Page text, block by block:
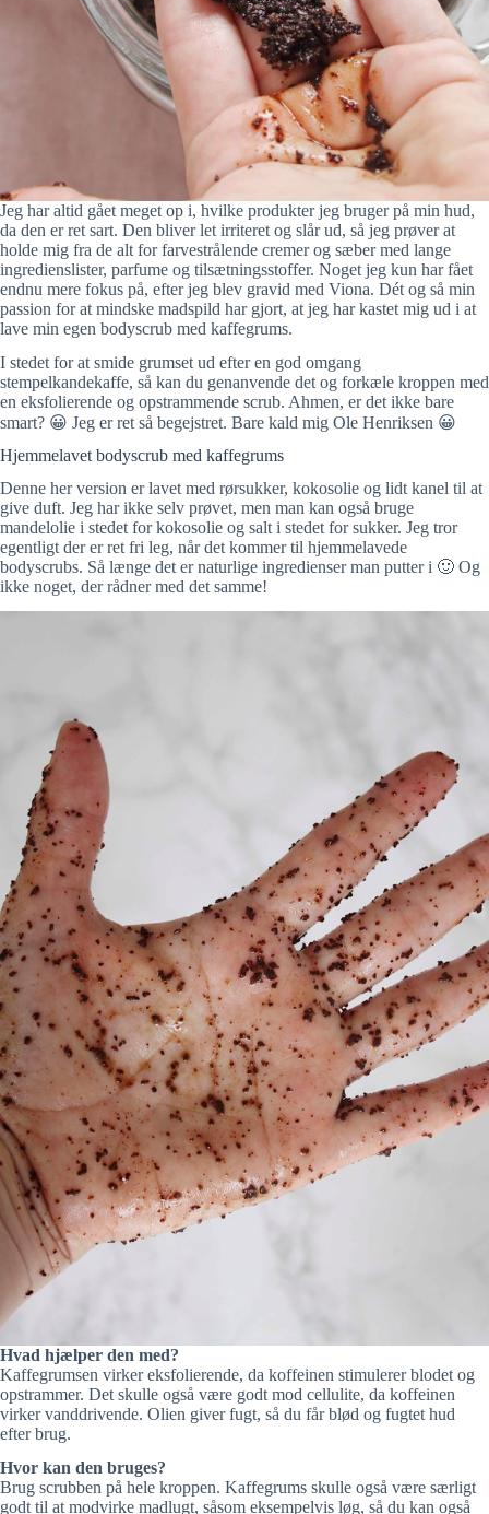
Jeg har altid gået meget op i, hvilke produkter jeg bruger på min hud,
da den er ret sart. Den bliver let irriteret og slår ud, så jeg prøver at
holde mig fra de alt for farvestrålende cremer og sæber med lange
ingredienslister, parfume og tilsætningsstoffer. Noget jeg kun har fået
endnu mere fokus på, efter jeg blev gravid med Viona. Dét og så min
passion for at mindske madspild har gjort, at jeg har kastet mig ud i at
lave min egen bodyscrub med kaffegrums.
I stedet for at smide grumset ud efter en god omgang
stempelkandekaffe, så kan du genanvende det og forkæle kroppen med
en eksfolierende og opstrammende scrub. Ahmen, er det ikke bare
smart? 😀 Jeg er ret så begejstret. Bare kald mig Ole Henriksen 😀
Hjemmelavet bodyscrub med kaffegrums
Denne her version er lavet med rørsukker, kokosolie og lidt kanel til at
give duft. Jeg har ikke selv prøvet, men man kan også bruge
mandelolie i stedet for kokosolie og salt i stedet for sukker. Jeg tror
egentligt der er ret fri leg, når det kommer til hjemmelavede
bodyscrubs. Så længe det er naturlige ingredienser man putter i 🙂 Og
ikke noget, der rådner med det samme!
Hvad hjælper den med?
Kaffegrumsen virker eksfolierende, da koffeinen stimulerer blodet og
opstrammer. Det skulle også være godt mod cellulite, da koffeinen
virker vanddrivende. Olien giver fugt, så du får blød og fugtet hud
efter brug.
Hvor kan den bruges?
Brug scrubben på hele kroppen. Kaffegrums skulle også være særligt
godt til at modvirke madlugt, såsom eksempelvis løg, så du kan også